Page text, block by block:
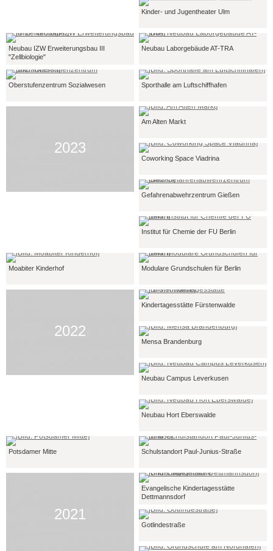
Kinder- und Jugentheater Ulm
Neubau IZW Erweiterungsbau III
"Zellbiologie"
Neubau Laborgebäude AT-TRA
Oberstufenzentrum Sozialwesen Sporthalle am Luftschiffhafen
2023
Am Alten Markt
Coworking Space Viadrina
Gefahrenabwehrzentrum Gießen
Institut für Chemie der FU Berlin
Moabiter Kinderhof Modulare Grundschulen für Berlin
2022
Kindertagesstätte Fürstenwalde
Mensa Brandenburg
Neubau Campus Leverkusen
Neubau Hort Eberswalde
Potsdamer Mitte Schulstandort Paul-Junius-Straße
2021
Evangelische Kindertagesstätte
Dettmannsdorf
Gotlindestraße